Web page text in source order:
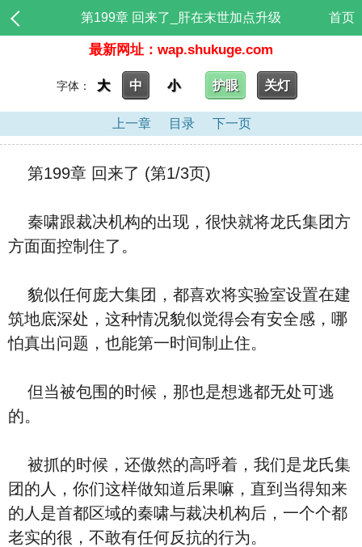
第199章 回来了_肝在末世加点升级 首页
最新网址：wap.shukuge.com
字体： 大 中 小 护眼 关灯
上一章 目录 下一页
第199章 回来了 (第1/3页)
秦啸跟裁决机构的出现，很快就将龙氏集团方
方面面控制住了。
貌似任何庞大集团，都喜欢将实验室设置在建
筑地底深处，这种情况貌似觉得会有安全感，哪
怕真出问题，也能第一时间制止住。
但当被包围的时候，那也是想逃都无处可逃
的。
被抓的时候，还傲然的高呼着，我们是龙氏集
团的人，你们这样做知道后果嘛，直到当得知来
的人是首都区域的秦啸与裁决机构后，一个个都
老实的很，不敢有任何反抗的行为。